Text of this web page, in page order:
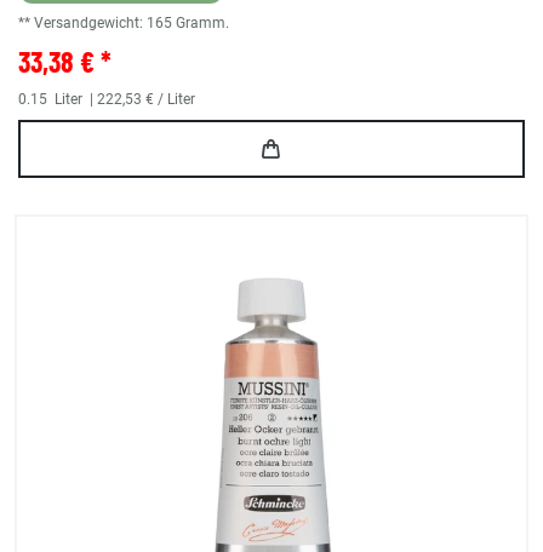
** Versandgewicht: 165 Gramm.
33,38 € *
0.15 Liter | 222,53 € / Liter